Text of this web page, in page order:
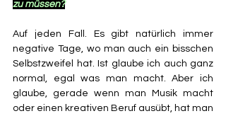
zu müssen?
Auf jeden Fall. Es gibt natürlich immer
negative Tage, wo man auch ein bisschen
Selbstzweifel hat. Ist glaube ich auch ganz
normal, egal was man macht. Aber ich
glaube, gerade wenn man Musik macht
oder einen kreativen Beruf ausübt, hat man